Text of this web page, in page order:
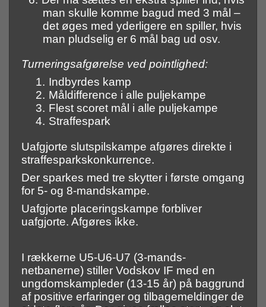
man skulle komme bagud med 3 mål –
det øges med yderligere en spiller, hvis
man pludselig er 6 mål bag ud osv.
Turneringsafgørelse ved pointlighed:
1. Indbyrdes kamp
2. Måldifference i alle puljekampe
3. Flest scoret mål i alle puljekampe
4. Straffespark
Uafgjorte slutspilskampe afgøres direkte i
straffesparkskonkurrence.
Der sparkes med tre skytter i første omgang
for 5- og 8-mandskampe.
Uafgjorte placeringskampe forbliver
uafgjorte. Afgøres ikke.
I rækkerne U5-U6-U7 (3-mands-
netbanerne) stiller Vodskov IF med en
ungdomskampleder (13-15 år) på baggrund
af positive erfaringer og tilbagemeldinger de